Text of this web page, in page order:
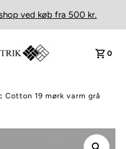
ved køb fra 500 kr.
0
Cotton 19 mørk varm grå